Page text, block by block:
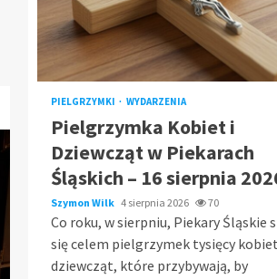
PIELGRZYMKI WYDARZENIA
Pielgrzymka Kobiet i
Dziewcząt w Piekarach
Śląskich – 16 sierpnia
Szymon Wilk 4 sierpnia 2026 70
Co roku, w sierpniu, Piekary Śląskie
się celem pielgrzymek tysięcy
dziewcząt, które przybywają, by